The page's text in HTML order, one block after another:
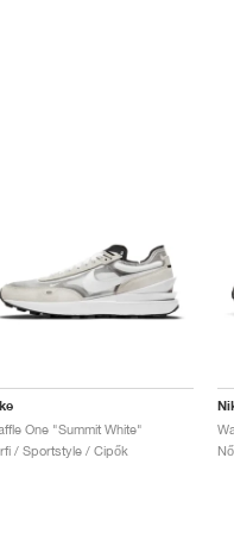
One "Summit White"
/ Sportstyle / Cipők